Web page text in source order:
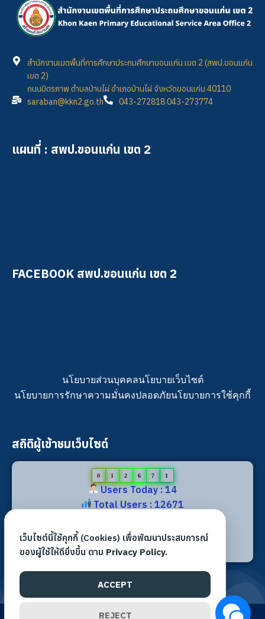
สำนักงานเขตพื้นที่การศึกษาประถมศึกษาขอนแก่น เขต 2 (สพป.ขอนแก่น
เขต 2)
ถนนมิตรภาพ ตำบลบ้านไผ่ อำเภอบ้านไผ่ จังหวัดขอนแก่น 40110
saraban@kkn2.go.th
043-272818 043-273774
แผนที่ : สพป.ขอนแก่น เขต 2
FACEBOOK สพป.ขอนแก่น เขต 2
นโยบายส่วนบุคคลนโยบายเว็บไซต์
นโยบายการรักษาความมั่นคงปลอดภัยนโยบายการใช้คุกกี้
สถิติผู้เข้าชมเว็บไซต์
0 1 2 6 7 1
Users Today : 14
Total Users : 12671
Total views : 29796
Who's Online : 1
©2026 All rights reserved. | สำนักงานเขตพื้นที่การศึกษา
เว็บไซต์นี้ใช้คุกกี้ (Cookies) เพื่อพัฒนาประสบการณ์
ของผู้ใช้ให้ดียิ่งขึ้น ตาม Privacy Policy.
ACCEPT
REJECT